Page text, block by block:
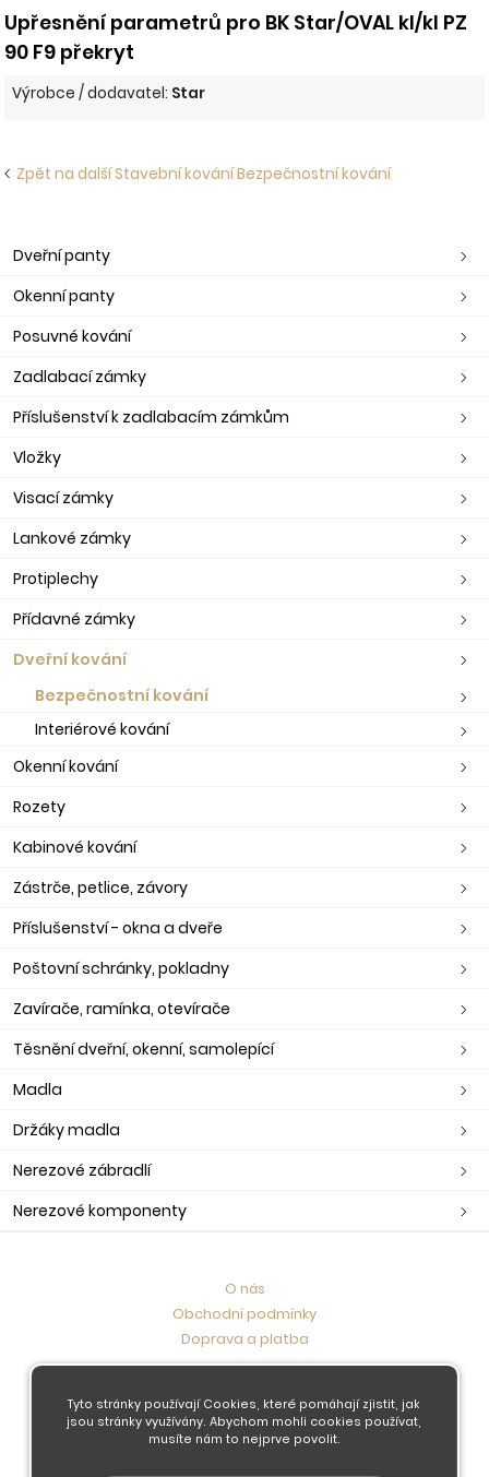
Upřesnění parametrů pro BK Star/OVAL kl/kl PZ
90 F9 překryt
Výrobce / dodavatel: Star
Zpět na další Stavební kování Bezpečnostní kování
Dveřní panty
Okenní panty
Posuvné kování
Zadlabací zámky
Příslušenství k zadlabacím zámkům
Vložky
Visací zámky
Lankové zámky
Protiplechy
Přídavné zámky
Dveřní kování
Bezpečnostní kování
Interiérové kování
Okenní kování
Rozety
Kabinové kování
Zástrče, petlice, závory
Příslušenství - okna a dveře
Poštovní schránky, pokladny
Zavírače, ramínka, otevírače
Těsnění dveřní, okenní, samolepící
Madla
Držáky madla
Nerezové zábradlí
Nerezové komponenty
O nás
Obchodní podmínky
Doprava a platba
Kontaktujte nás
Tyto stránky používají Cookies, které pomáhají zjistit, jak
jsou stránky využívány. Abychom mohli cookies používat,
musíte nám to nejprve povolit.